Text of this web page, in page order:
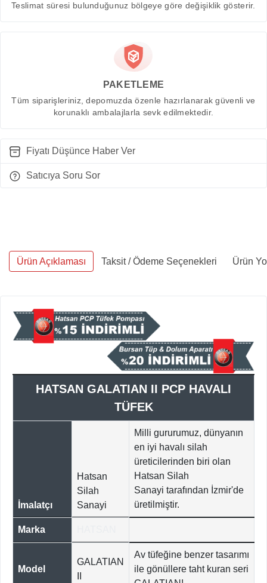
Teslimat süresi bulunduğunuz bölgeye göre değişiklik gösterir.
PAKETLEME
Tüm siparişleriniz, depomuzda özenle hazırlanarak güvenli ve
korunaklı ambalajlarla sevk edilmektedir.
Fiyatı Düşünce Haber Ver
Satıcıya Soru Sor
Ürün Açıklaması Taksit / Ödeme Seçenekleri Ürün
HATSAN GALATIAN II PCP HAVALI
TÜFEK
İmalatçı
Hatsan
Silah
Sanayi
Milli gururumuz, dünyanın
en iyi havalı silah
üreticilerinden biri olan
Hatsan Silah
Sanayi tarafından İzmir'de
üretilmiştir.
Marka
Model
GALATIAN
Av tüfeğine benzer tasarımı
ile gönüllere taht kuran seri